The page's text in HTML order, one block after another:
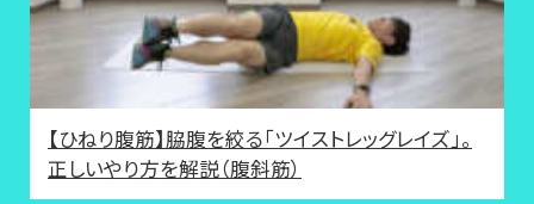
【ひねり腹筋】脇腹を絞る「ツイストレッグレイズ」。
正しいやり方を解説（腹斜筋）